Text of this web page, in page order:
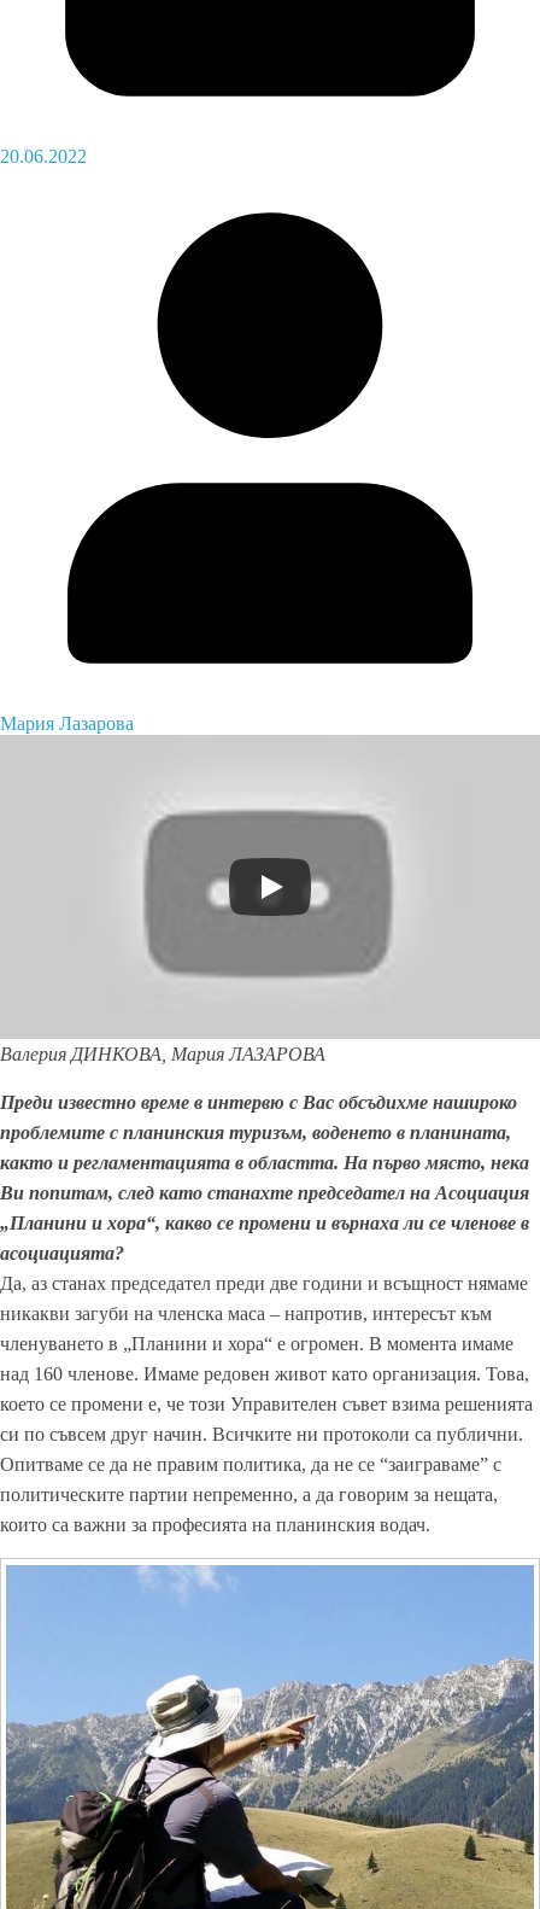
20.06.2022
Мария Лазарова
Валерия ДИНКОВА, Мария ЛАЗАРОВА
Преди известно време в интервю с Вас обсъдихме нашироко
проблемите с планинския туризъм, воденето в планината,
както и регламентацията в областта. На първо място, нека
Ви попитам, след като станахте председател на Асоциация
„Планини и хора“, какво се промени и върнаха ли се членове в
асоциацията?
Да, аз станах председател преди две години и всъщност нямаме
никакви загуби на членска маса – напротив, интересът към
членуването в „Планини и хора“ е огромен. В момента имаме
над 160 членове. Имаме редовен живот като организация. Това,
което се промени е, че този Управителен съвет взима решенията
си по съвсем друг начин. Всичките ни протоколи са публични.
Опитваме се да не правим политика, да не се “заиграваме” с
политическите партии непременно, а да говорим за нещата,
които са важни за професията на планинския водач.